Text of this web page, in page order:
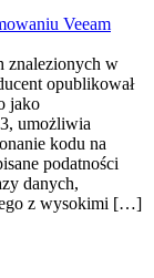
Veeam
znalezionych w
opublikował
jako
umożliwia
kodu na
podatności
danych,
z wysokimi […]